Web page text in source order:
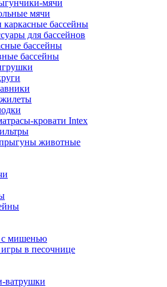
мячи
мячи
бассейны
для бассейнов
бассейны
бассейны
жилеты
кровати Intex
животные
мишенью
в песочнице
ватрушки